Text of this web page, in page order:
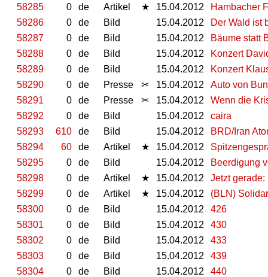
58285
0 de Artikel ★ 15.04.2012
Hambacher
58286
0 de Bild 15.04.2012
Der Wald ist
58287
0 de Bild 15.04.2012
Bäume statt
58288
0 de Bild 15.04.2012
Konzert
58289
0 de Bild 15.04.2012
Konzert
58290
0 de Presse ✂ 15.04.2012
Auto von
58291
0 de Presse ✂ 15.04.2012
Wenn die
58292
0 de Bild 15.04.2012
caira
58293
610 de Bild 15.04.2012
BRD/Iran
58294
60 de Artikel ★ 15.04.2012
58295
0 de Bild 15.04.2012
Beerdigung
58298
0 de Artikel ★ 15.04.2012
Jetzt
58299
0 de Artikel ★ 15.04.2012
(BLN)
58300
0 de Bild 15.04.2012
426
58301
0 de Bild 15.04.2012
430
58302
0 de Bild 15.04.2012
433
58303
0 de Bild 15.04.2012
439
58304
0 de Bild 15.04.2012
440